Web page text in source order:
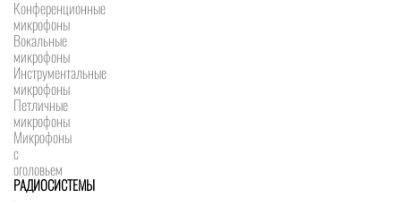
Конференционные
микрофоны
Вокальные
микрофоны
Инструментальные
микрофоны
Петличные
микрофоны
Микрофоны
с
оголовьем
РАДИОСИСТЕМЫ